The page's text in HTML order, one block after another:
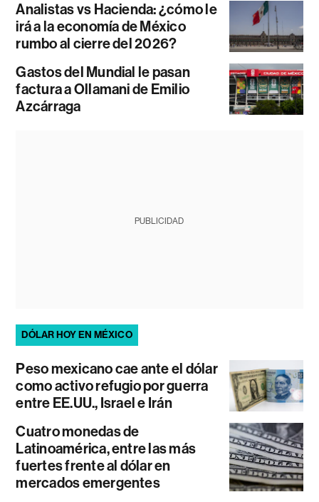
Analistas vs Hacienda: ¿cómo le
irá a la economía de México
rumbo al cierre del 2026?
Gastos del Mundial le pasan
factura a Ollamani de Emilio
Azcárraga
PUBLICIDAD
DÓLAR HOY EN MÉXICO
Peso mexicano cae ante el dólar
como activo refugio por guerra
entre EE.UU., Israel e Irán
Cuatro monedas de
Latinoamérica, entre las más
fuertes frente al dólar en
mercados emergentes